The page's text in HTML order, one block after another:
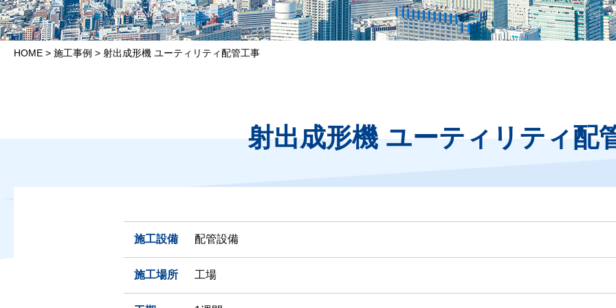
HOME > 施工事例 > 射出成形機 ユーティリティ配管工事
射出成形機 ユーティリティ配
施工設備 配管設備
施工場所 工場